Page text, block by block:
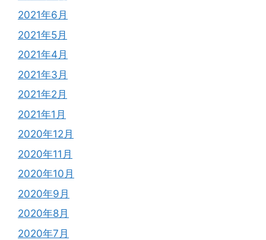
2021年6月
2021年5月
2021年4月
2021年3月
2021年2月
2021年1月
2020年12月
2020年11月
2020年10月
2020年9月
2020年8月
2020年7月